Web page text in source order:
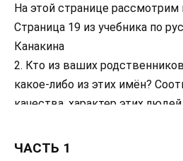
На этой странице
Страница 19 из учебника по
Канакина
2. Кто из ваших
какое-либо из этих имён?
качества, характер этих
оказалось в списке на этой
ЧАСТЬ 1